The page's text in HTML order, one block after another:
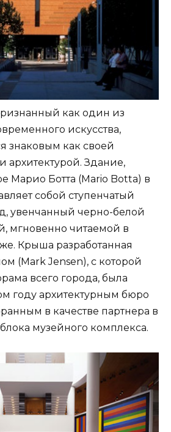
как один из
искусства,
знаковым как своей
архитектурой. Здание,
Марио Ботта (Mario Botta) в
собой ступенчатый
увенчанный черно-белой
мгновенно читаемой в
Крыша разработанная
(Mark Jensen), с которой
всего города, была
году архитектурным бюро
в качестве партнера в
музейного комплекса.